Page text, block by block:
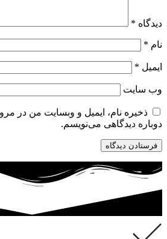
دیدگاه *
نام *
ایمیل *
وب‌ سایت
ذخیره نام، ایمیل و وبسایت من در
دوباره دیدگاهی می‌نویسم.